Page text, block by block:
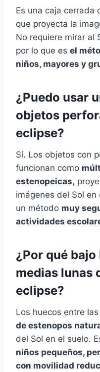
Es una caja cerrada
que proyecta la
No requiere mirar al
por lo que es el
niños, mayores y
¿Puedo usar
objetos
eclipse?
Sí. Los objetos con
funcionan como
estenopeicas,
imágenes del Sol en
un método muy
actividades
¿Por qué
medias lunas
eclipse?
Los huecos entre
de estenopos
del Sol en el suelo.
niños pequeños,
con movilidad